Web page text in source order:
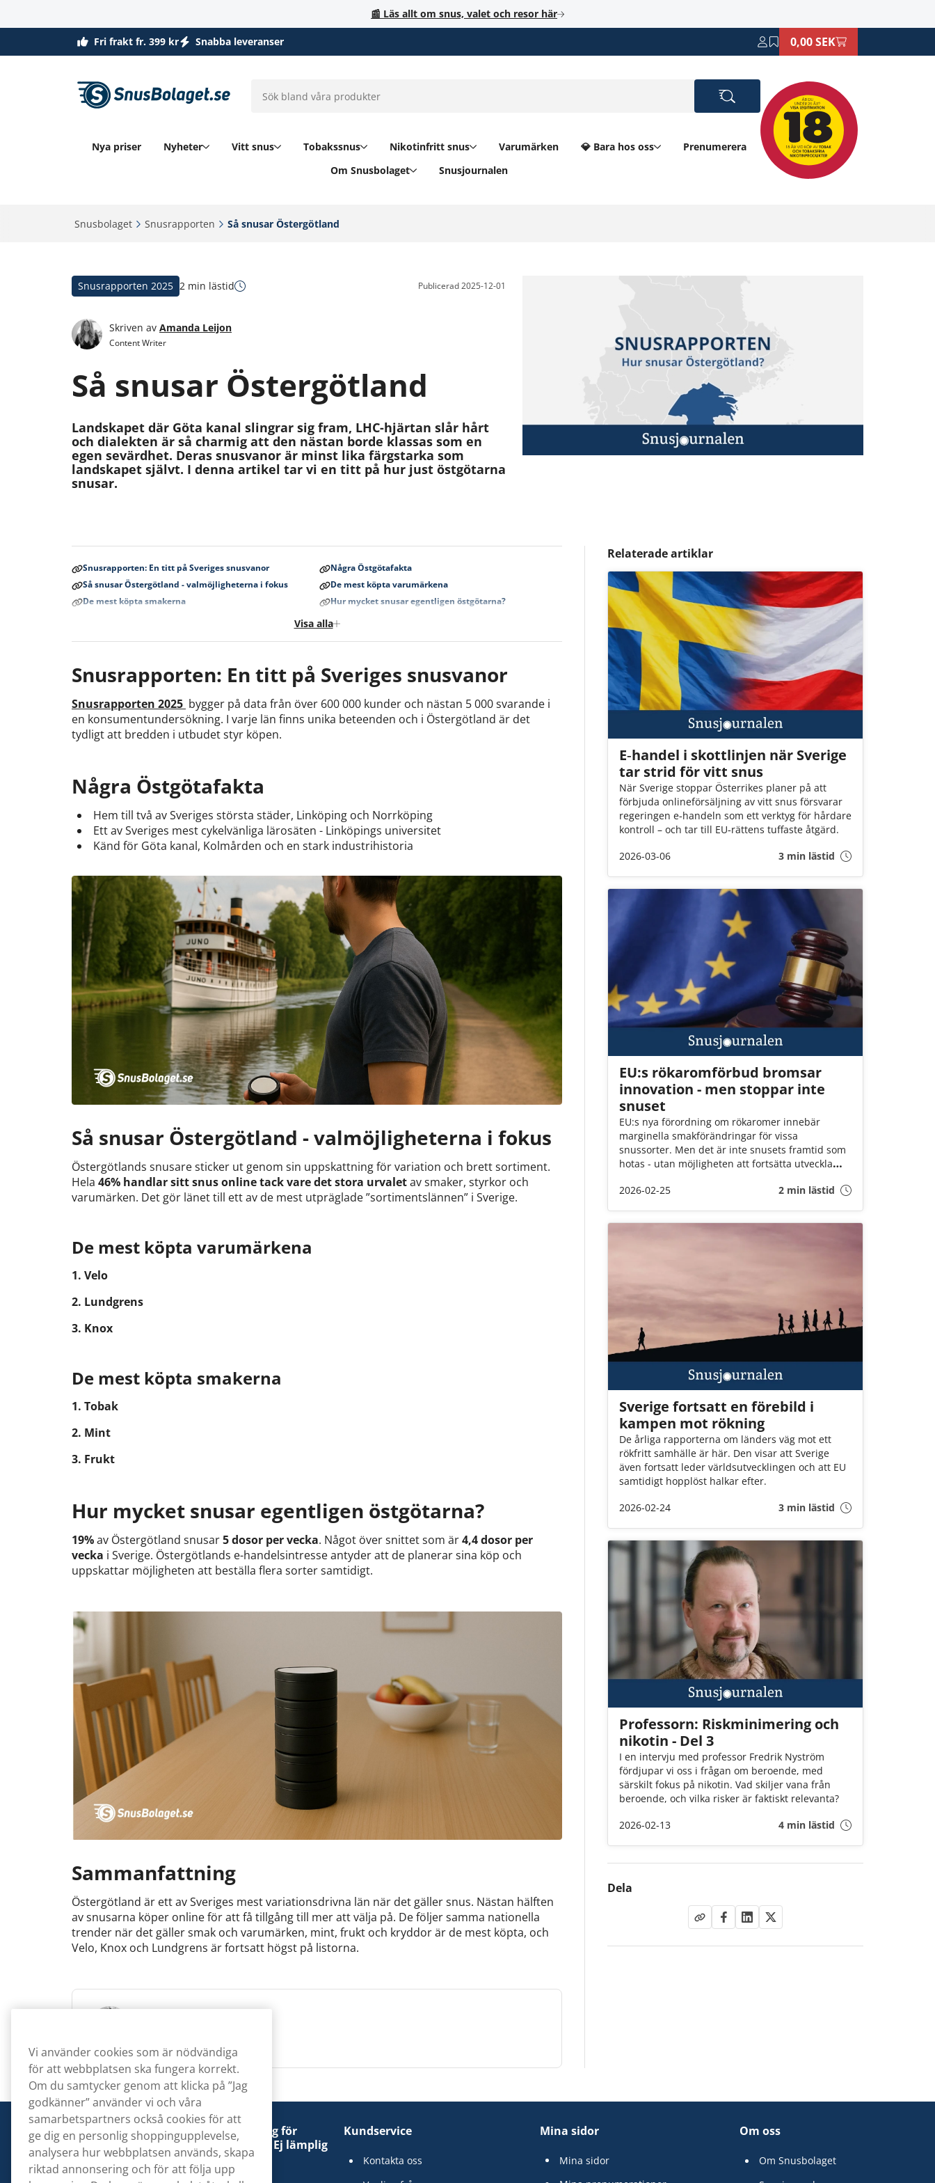
📰 Läs allt om snus, valet och resor här
Fri frakt fr. 399 kr Snabba leveranser 0,00 SEK
Nya priser Nyheter Vitt snus Tobakssnus Nikotinfritt snus Varumärken 💎 Bara hos oss
Prenumerera
Om Snusbolaget
Snusjournalen
Snusbolaget‎ Snusrapporten‎ Så snusar Östergötland‎
Snusrapporten 2025 2 min lästid Publicerad2025-12-01
Skriven av Amanda Leijon
Content Writer
Så snusar Östergötland
Landskapet där Göta kanal slingrar sig fram, LHC-hjärtan slår hårt
och dialekten är så charmig att den nästan borde klassas som en
egen sevärdhet. Deras snusvanor är minst lika färgstarka som
landskapet självt. I denna artikel tar vi en titt på hur just östgötarna
snusar.
Snusrapporten: En titt på Sveriges snusvanor
Några Östgötafakta
Så snusar Östergötland - valmöjligheterna i fokus
De mest köpta varumärkena
De mest köpta smakerna
Hur mycket snusar egentligen östgötarna?
Visa alla
Snusrapporten: En titt på Sveriges snusvanor
Snusrapporten 2025 bygger på data från över 600 000 kunder och nästan 5 000 svarande i
en konsumentundersökning. I varje län finns unika beteenden och i Östergötland är det
tydligt att bredden i utbudet styr köpen.
Några Östgötafakta
Hem till två av Sveriges största städer, Linköping och Norrköping
Ett av Sveriges mest cykelvänliga lärosäten - Linköpings universitet
Känd för Göta kanal, Kolmården och en stark industrihistoria
Så snusar Östergötland - valmöjligheterna i fokus
Östergötlands snusare sticker ut genom sin uppskattning för variation och brett sortiment.
Hela 46% handlar sitt snus online tack vare det stora urvaletav smaker, styrkor och
varumärken. Det gör länet till ett av de mest utpräglade ”sortimentslännen” i Sverige.
De mest köpta varumärkena
1. Velo
2. Lundgrens
3. Knox
De mest köpta smakerna
1. Tobak
2. Mint
3. Frukt
Hur mycket snusar egentligen östgötarna?
19%av Östergötland snusar5 dosor per vecka. Något över snittet som är4,4 dosor per
vecka i Sverige. Östergötlands e-handelsintresse antyder att de planerar sina köp och
uppskattar möjligheten att beställa flera sorter samtidigt.
Sammanfattning
Östergötland är ett av Sveriges mest variationsdrivna län när det gäller snus. Nästan hälften
av snusarna köper online för att få tillgång till mer att välja på. De följer samma nationella
trender när det gäller smak och varumärken, mint, frukt och kryddor är de mest köpta, och
Velo, Knox och Lundgrens är fortsatt högst på listorna.
Amanda Leijon
Relaterade artiklar
E‑handel i skottlinjen när Sverige
tar strid för vitt snus
När Sverige stoppar Österrikes planer på att
förbjuda onlineförsäljning av vitt snus försvarar
regeringen e‑handeln som ett verktyg för hårdare
kontroll – och tar till EU‑rättens tuffaste åtgärd.
2026-03-06
3 min lästid
EU:s rökaromförbud bromsar
innovation - men stoppar inte
snuset
EU:s nya förordning om rökaromer innebär
marginella smakförändringar för vissa
snussorter. Men det är inte snusets framtid som
hotas - utan möjligheten att fortsätta utveckla
2026-02-25
2 min lästid
Sverige fortsatt en förebild i
kampen mot rökning
De årliga rapporterna om länders väg mot ett
rökfritt samhälle är här. Den visar att Sverige
även fortsatt leder världsutvecklingen och att EU
samtidigt hopplöst halkar efter.
2026-02-24
3 min lästid
Professorn: Riskminimering och
nikotin - Del 3
I en intervju med professor Fredrik Nyström
fördjupar vi oss i frågan om beroende, med
särskilt fokus på nikotin. Vad skiljer vana från
beroende, och vilka risker är faktiskt relevanta?
2026-02-13
4 min lästid
Dela
Denna tobaksprodukt kan vara skadlig för
hälsan och är beroendeframkallande. Ej lämplig
för personer under 18 år.
Kundservice
Kontakta oss
Mina sidor
Mina sidor
Om oss
Om Snusbolaget
Vi använder cookies som är nödvändiga
för att webbplatsen ska fungera korrekt.
Om du samtycker genom att klicka på ”Jag
godkänner” använder vi och våra
samarbetspartners också cookies för att
ge dig en personlig shoppingupplevelse,
analysera hur webbplatsen används, skapa
riktad annonsering och för att följa upp